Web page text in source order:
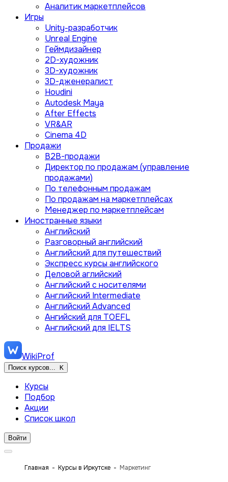
Аналитик маркетплейсов
Игры
Unity-разработчик
Unreal Engine
Геймдизайнер
2D-художник
3D-художник
3D-дженералист
Houdini
Autodesk Maya
After Effects
VR&AR
Cinema 4D
Продажи
B2B-продажи
Директор по продажам (управление
продажами)
По телефонным продажам
По продажам на маркетплейсах
Менеджер по маркетплейсам
Иностранные языки
Английский
Разговорный английский
Английский для путешествий
Экспресс курсы английского
Деловой аглийский
Английский с носителями
Английский Intermediate
Английский Advanced
Ангийский для TOEFL
Английский для IELTS
WikiProf
Поиск курсов... K
Курсы
Подбор
Акции
Список школ
Войти
Главная Курсы в Иркутске Маркетинг